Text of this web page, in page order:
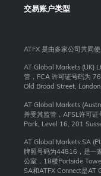
交易账户类型
ATFX 是由多家公司共同
AT Global Markets (UK)
管，FCA 许可证号码为
Old Broad Street,
AT Global Markets
并受其监管，AFSL许可
Park, Level 16, 201
AT Global Markets SA
牌照号码为44816，是一
公室，18楼Portside
SA和ATFX Connect是AT